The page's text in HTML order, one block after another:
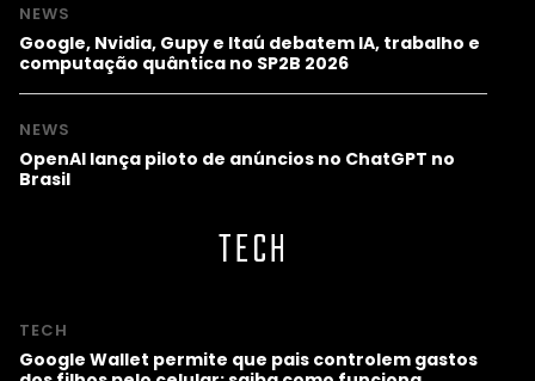
NEWS
Google, Nvidia, Gupy e Itaú debatem IA, trabalho e
computação quântica no SP2B 2026
NEWS
OpenAI lança piloto de anúncios no ChatGPT no
Brasil
TECH
TECH
Google Wallet permite que pais controlem gastos